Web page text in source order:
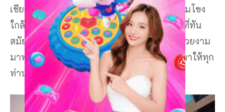
เชียงคานติดริมโขง ที่พักที่มีความทันสมัย ติดริมโขง
ใกล้กับที่เที่ยวเชียงคาน โดดเด่นด้วยตัวอาคารที่ทัน
สมัย รายล้อมไปด้วยบรรยากาศธรรมชาติที่สวยงาม
มาพร้อมกับสิ่งอำนวยความสะดวกสบายที่จัดมาให้ทุก
ท่านแบบจัดเต็ม